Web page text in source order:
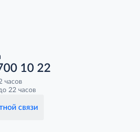
10 22
часов
22 часов
связи